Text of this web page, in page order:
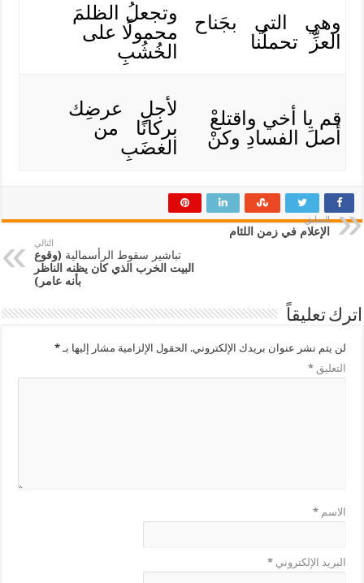
وهي التي بجَناح
العزِّ تحملُنا
وتجعلُ الظلمَ
محمولًا على
الخُشُبِ
قم يا أخي واقتلعْ
أصلَ الفسادِ وكنْ
لأجلِ عرضِك
بركانًا من
الغضَبِ
السابق
الإعلام في زمن اللئام
التالي
تباشير سقوط الرأسمالية (وقوع
البيت الخرب الذي كان يظنه الناظر
بأنه عامر)
اترك تعليقاً
لن يتم نشر عنوان بريدك الإلكتروني. الحقول الإلزامية مشار إليها بـ*
التعليق*
الاسم*
البريد الإلكتروني*